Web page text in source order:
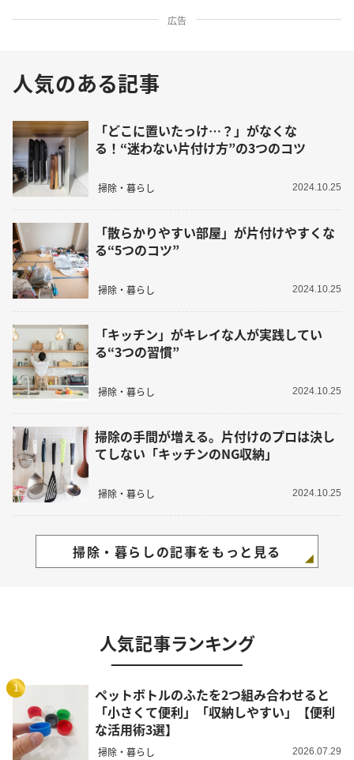
広告
人気のある記事
「どこに置いたっけ…？」がなくな
る！“迷わない片付け方”の3つのコツ
掃除・暮らし 2024.10.25
「散らかりやすい部屋」が片付けやすくな
る“5つのコツ”
掃除・暮らし 2024.10.25
「キッチン」がキレイな人が実践してい
る“3つの習慣”
掃除・暮らし 2024.10.25
掃除の手間が増える。片付けのプロは決し
てしない「キッチンのNG収納」
掃除・暮らし 2024.10.25
掃除・暮らしの記事をもっと見る
人気記事ランキング
1
ペットボトルのふたを2つ組み合わせると
「小さくて便利」「収納しやすい」【便利
な活用術3選】
掃除・暮らし 2026.07.29